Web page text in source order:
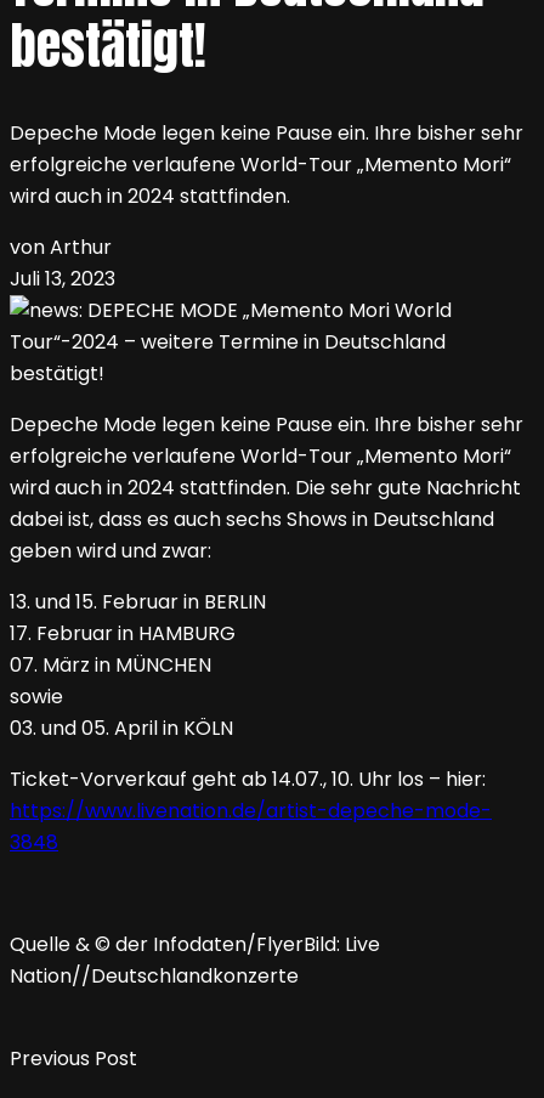
bestätigt!
Depeche Mode legen keine Pause ein. Ihre bisher sehr
erfolgreiche verlaufene World-Tour „Memento Mori“
wird auch in 2024 stattfinden.
von Arthur
Juli 13, 2023
Depeche Mode legen keine Pause ein. Ihre bisher sehr
erfolgreiche verlaufene World-Tour „Memento Mori“
wird auch in 2024 stattfinden. Die sehr gute Nachricht
dabei ist, dass es auch sechs Shows in Deutschland
geben wird und zwar:
13. und 15. Februar in BERLIN
17. Februar in HAMBURG
07. März in MÜNCHEN
sowie
03. und 05. April in KÖLN
Ticket-Vorverkauf geht ab 14.07., 10. Uhr los – hier:
https://www.livenation.de/artist-depeche-mode-
3848
Quelle & © der Infodaten/FlyerBild: Live
Nation//Deutschlandkonzerte
Previous Post